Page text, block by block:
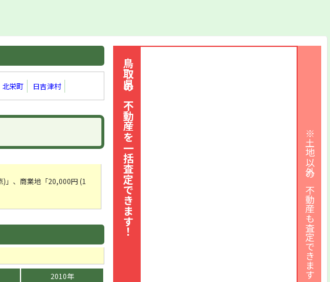
北栄町 日吉津村
」、商業地「20,000円 (1
2010年
鳥取県の不動産を一括査定できます！ ※土地以外の不動産も査定できます